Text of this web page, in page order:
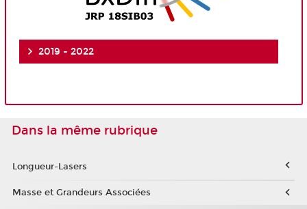
2019 - 2022
Dans la même rubrique
Longueur-Lasers
Masse et Grandeurs Associées